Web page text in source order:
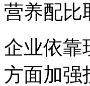
营养配比
企业依靠
方面加强